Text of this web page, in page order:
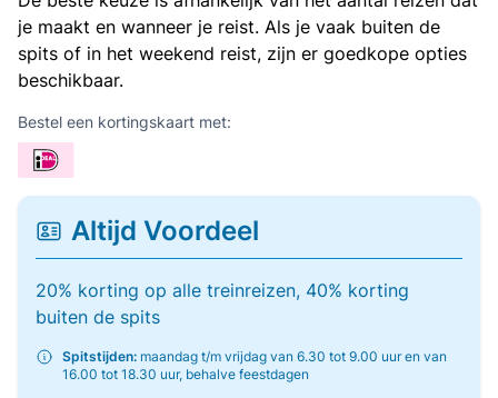
je maakt en wanneer je reist. Als je vaak buiten de
spits of in het weekend reist, zijn er goedkope opties
beschikbaar.
Bestel een kortingskaart met:
Altijd Voordeel
20% korting op alle treinreizen, 40% korting
buiten de spits
Spitstijden: maandag t/m vrijdag van 6.30 tot 9.00 uur en van
16.00 tot 18.30 uur, behalve feestdagen